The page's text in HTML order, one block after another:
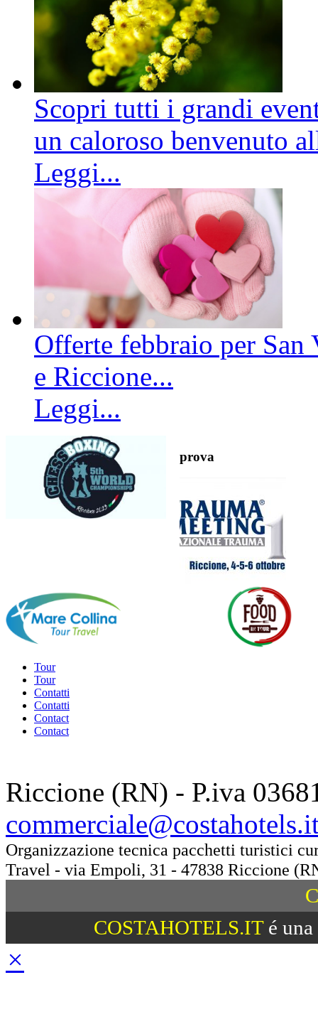
Scopri tutti i grandi
un caloroso benvenuto
Leggi...
Offerte febbraio per
e Riccione...
Leggi...
prova
Tour
Tour
Contatti
Contatti
Contact
Contact
Riccione (RN) - P.iva
Organizzazione tecnica pacchetti turistici
Travel - via Empoli, 31 - 47838 Riccione
COSTAHOTELS.ITé una
×